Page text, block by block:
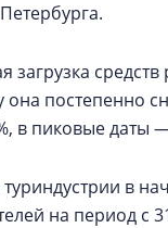
загрузка
она постепенно
в пиковые даты
в
на период с